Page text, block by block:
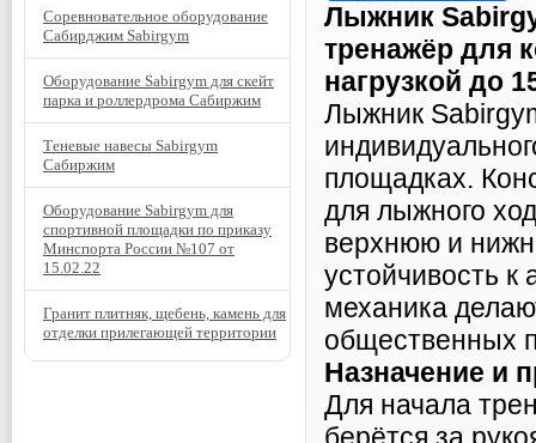
Лыжник
тренажёр для
нагрузкой до
Лыжник
площадках.
для лыжного
верхнюю и
устойчивость
механика
общественных
Назначение и
Для начала
Соревновательное оборудование
Сабирджим Sabirgym
Оборудование Sabirgym для скейт
парка и роллердрома Сабиржим
Теневые навесы Sabirgym
Сабиржим
Оборудование Sabirgym для
спортивной площадки по приказу
Минспорта России №107 от
15.02.22
Гранит плитняк, щебень, камень для
отделки прилегающей территории